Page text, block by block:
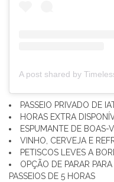
PASSEIO PRIVADO DE
HORAS EXTRA
ESPUMANTE DE BOAS-
VINHO, CERVEJA E
PETISCOS LEVES A
OPÇÃO DE PARAR
PASSEIOS DE 5 HORAS